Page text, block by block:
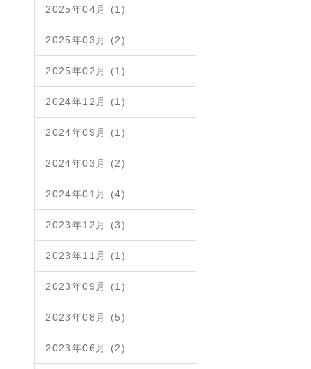
2025年04月 (1)
2025年03月 (2)
2025年02月 (1)
2024年12月 (1)
2024年09月 (1)
2024年03月 (2)
2024年01月 (4)
2023年12月 (3)
2023年11月 (1)
2023年09月 (1)
2023年08月 (5)
2023年06月 (2)